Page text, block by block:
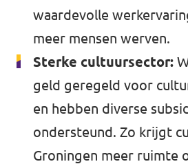
waardevolle
meer mensen werven.
Sterke cultuursector:
geld geregeld voor
en hebben diverse
ondersteund. Zo krijgt
Groningen meer ruimte